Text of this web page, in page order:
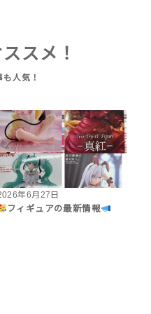
スメ！
年6月27日
フィギュアの最新情報